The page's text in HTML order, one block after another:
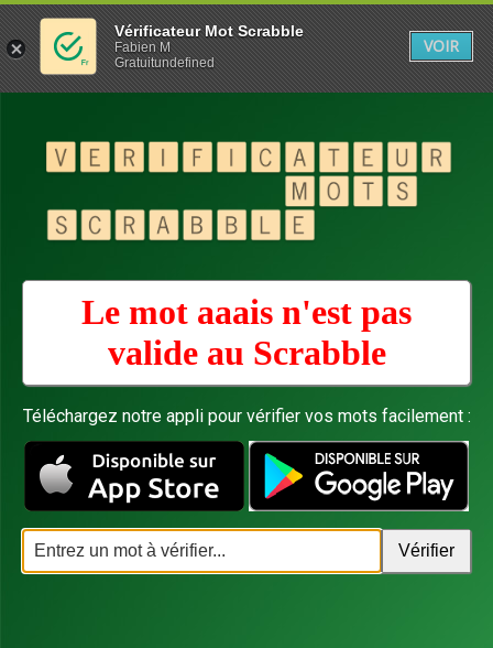
Le mot aaais n'est pas
valide au Scrabble
Téléchargez notre appli pour vérifier vos mots facilement :
Vérificateur Mot Scrabble
Fabien M
Gratuitundefined
VOIR